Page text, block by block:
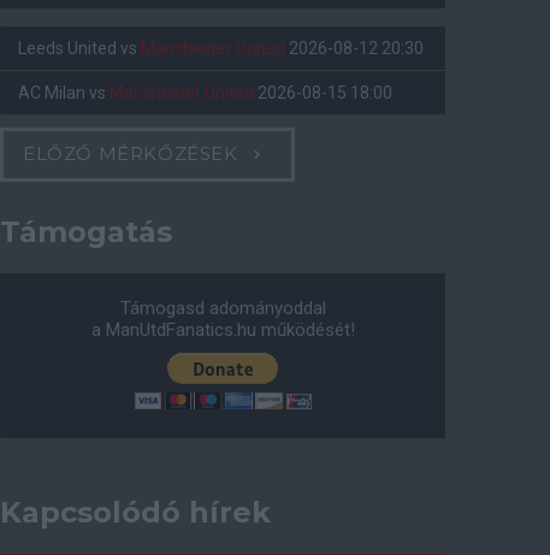
Leeds United vs Manchester United 2026-08-12 20:30
AC Milan vs Manchester United 2026-08-15 18:00
ELŐZŐ MÉRKŐZÉSEK
Támogatás
Támogasd adományoddal
a ManUtdFanatics.hu működését!
Kapcsolódó hírek